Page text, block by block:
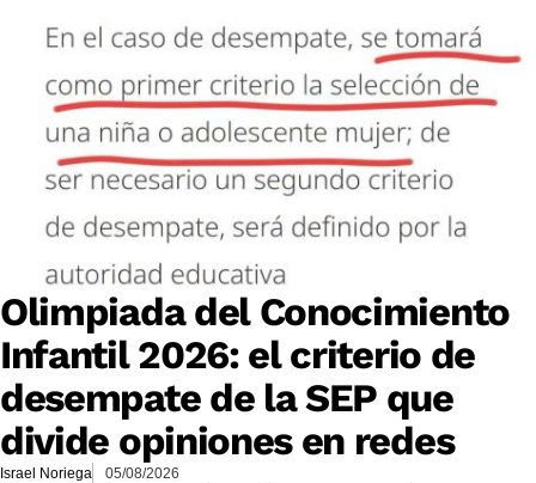
Olimpiada del Conocimiento
Infantil 2026: el criterio de
desempate de la SEP que
divide opiniones en redes
Israel Noriega 05/08/2026